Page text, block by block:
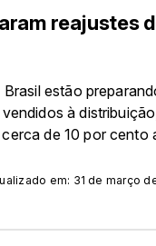
reajustes
estão
à
de 10 por cento
em: 31 de março